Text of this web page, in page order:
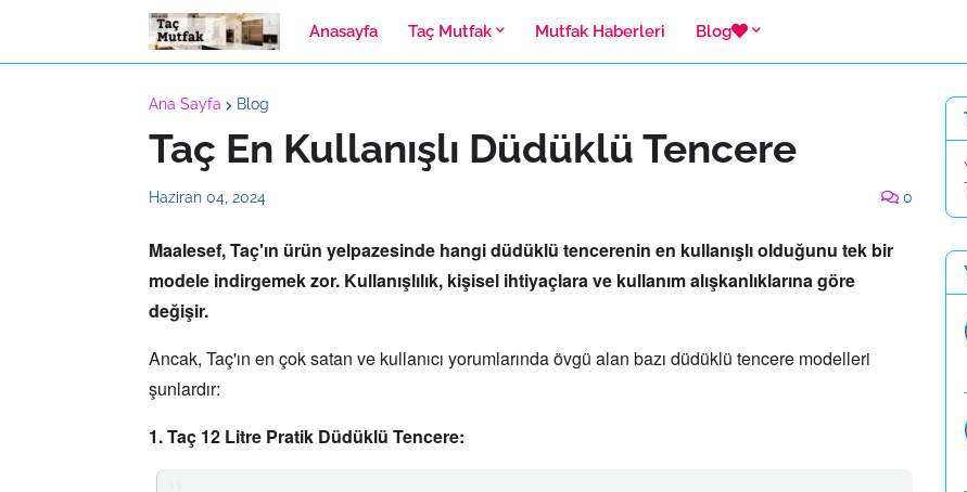
Anasayfa Taç Mutfak Mutfak Haberleri Blog
Ana Sayfa Blog
Taç En Kullanışlı Düdüklü Tencere
Haziran 04, 2024 0
Maalesef,Taç'ın ürün yelpazesinde hangi düdüklü tencerenin en kullanışlı olduğunu tek bir
modele indirgemek zor. Kullanışlılık, kişisel ihtiyaçlara ve kullanım alışkanlıklarına göre
değişir.
Ancak, Taç'ın en çok satan ve kullanıcı yorumlarında övgü alan bazı düdüklü tencere modelleri
şunlardır:
1. Taç 12 Litre Pratik Düdüklü Tencere: